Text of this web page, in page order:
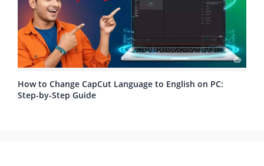
How to Change CapCut Language to English on PC:
Step-by-Step Guide